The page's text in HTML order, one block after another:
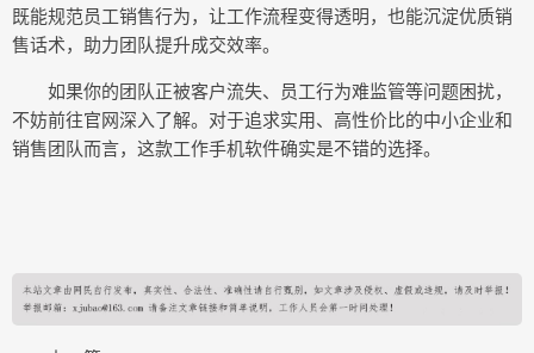
既能规范员工销售行为，让工作流程变得透明，也能沉淀优质销
售话术，助力团队提升成交效率。
如果你的团队正被客户流失、员工行为难监管等问题困扰，
不妨前往官网深入了解。对于追求实用、高性价比的中小企业和
销售团队而言，这款工作手机软件确实是不错的选择。